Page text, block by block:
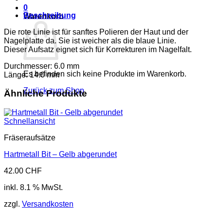
0
Warenkorb
Es befinden sich keine Produkte im Warenkorb.
Zurück zum Shop
Menge
Beschreibung
Die rote Linie ist für sanftes Polieren der Haut und der
Nagelplatte da. Sie ist weicher als die blaue Linie.
Dieser Aufsatz eignet sich für Korrekturen im Nagelfalt.
Durchmesser: 6.0 mm
Länge: 14.0 mm
Ähnliche Produkte
Schnellansicht
Fräseraufsätze
Hartmetall Bit – Gelb abgerundet
42.00 CHF
inkl. 8.1 % MwSt.
zzgl. Versandkosten